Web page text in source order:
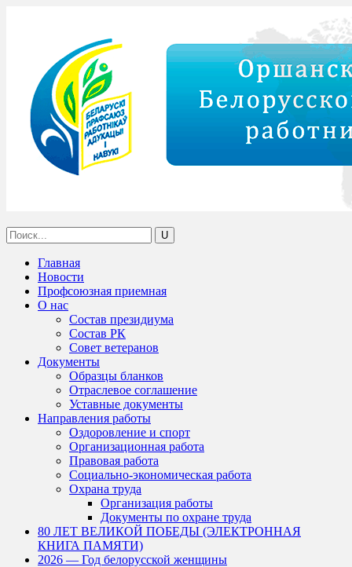
Главная
Новости
Профсоюзная приемная
О нас
Состав президиума
Состав РК
Совет ветеранов
Документы
Образцы бланков
Отраслевое соглашение
Уставные документы
Направления работы
Оздоровление и спорт
Организационная работа
Правовая работа
Социально-экономическая работа
Охрана труда
Организация работы
Документы по охране труда
80 ЛЕТ ВЕЛИКОЙ ПОБЕДЫ (ЭЛЕКТРОННАЯ
КНИГА ПАМЯТИ)
2026 — Год белорусской женщины